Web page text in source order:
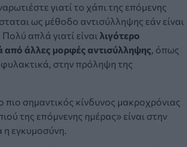
γιατί το χάπι της επόμενης
ως μέθοδο αντισύλληψης εάν είναι
απλά γιατί είναι λιγότερο
από άλλες μορφές αντισύλληψης , όπως
στην πρόληψη της
πιο σημαντικός κίνδυνος μακροχρόνιας
της επόμνενης ημέρας» είναι στην
εγκυμοσύνη.